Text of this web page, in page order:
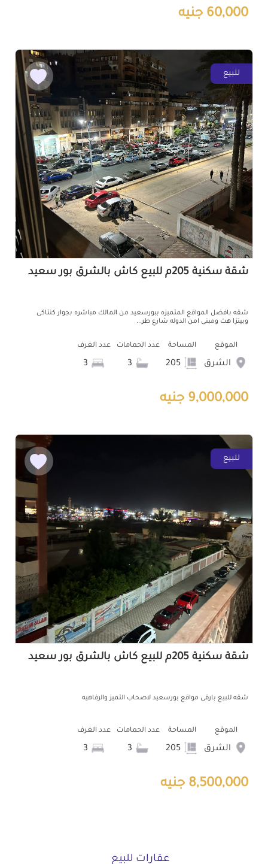
60,000 جنيه
للبيع
شقة سكنية 205م للبيع كاش بالشرق بور سعيد
شقه بافضل المواقع المتميزه ببورسعيد من المالك مباشره بجوار كنتاكى
وبيتزا هت ومبنى امن الدوله شارع طر...
الموقع
الشرق
المساحة عدد الحمامات عدد الغرف
9,000,000 جنيه
للبيع
شقة سكنية 205م للبيع كاش بالشرق بور سعيد
شقه للبيع بارقى مواقع بورسعيد لاصحاب التميز والرفاهيه
الموقع
الشرق
المساحة عدد الحمامات عدد الغرف
8,500,000 جنيه
عقارات للبيع